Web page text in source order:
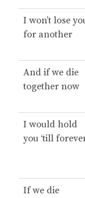
I won’t lose
for another
And if we die
together now
I would hold
you ‘till
If we die